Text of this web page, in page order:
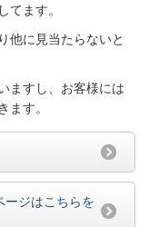
てます。
他に見当たらないと
ますし、お客様には
ます。
ージはこちらを